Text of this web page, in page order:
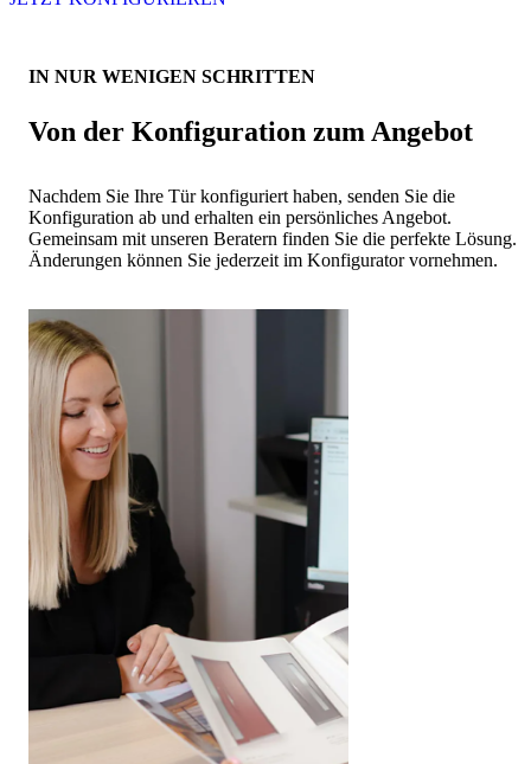
IN NUR WENIGEN SCHRITTEN
Von der Konfiguration zum Angebot
Nachdem Sie Ihre Tür konfiguriert haben, senden Sie die
Konfiguration ab und erhalten ein persönliches Angebot.
Gemeinsam mit unseren Beratern finden Sie die perfekte Lösung.
Änderungen können Sie jederzeit im Konfigurator vornehmen.